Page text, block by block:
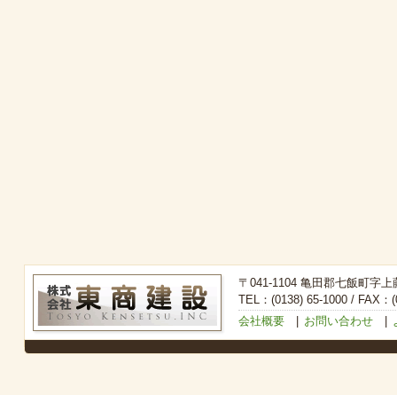
〒041-1104 亀田郡七飯町字上
TEL：(0138) 65-1000 / FAX：
会社概要| お問い合わせ|